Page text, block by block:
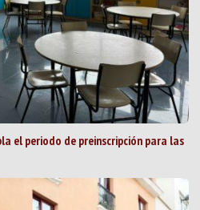
el periodo de preinscripción para las